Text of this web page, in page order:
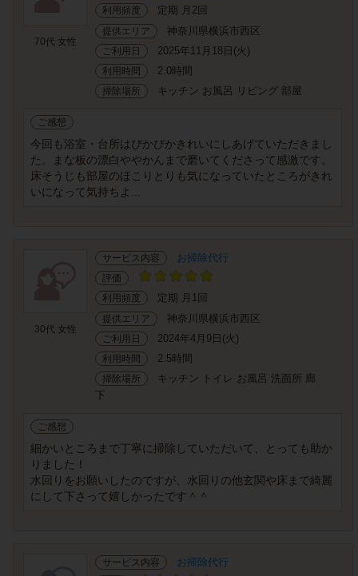
70代 女性
利用頻度
定期 月2回
提供エリア 神奈川県横浜市西区
ご利用日 2025年11月18日(火)
利用時間 2.0時間
掃除場所 キッチン お風呂 リビング 部屋
ご感想
今回も浴室・台所はぴかぴかきれいにしあげていただきまし
た。まな板の漂白ややかんまで磨いてくださって感激です。
床そうじも部屋のほこりとりも気になっていたところがきれ
いになって気持ちよ...
30代 女性
サービス内容 お掃除代行
評価
利用頻度
定期 月1回
提供エリア 神奈川県横浜市西区
ご利用日 2024年4月9日(火)
利用時間 2.5時間
掃除場所
キッチン トイレ お風呂 洗面所 廊
下
ご感想
細かいところまで丁寧に掃除していただいて、とっても助か
りました！
水回りをお願いしたのですが、水回りの他玄関や床まで綺麗
にして下さって嬉しかったです＾＾
サービス内容 お掃除代行